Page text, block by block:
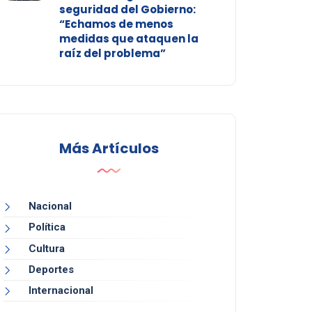
seguridad del Gobierno:
“Echamos de menos
medidas que ataquen la
raíz del problema”
Más Artículos
Nacional
Política
Cultura
Deportes
Internacional